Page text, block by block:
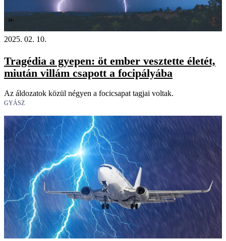
18+
2025. 02. 10.
Tragédia a gyepen: öt ember vesztette életét,
miután villám csapott a focipályába
Az áldozatok közül négyen a focicsapat tagjai voltak.
GYÁSZ